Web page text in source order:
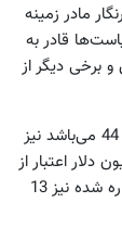
مادر زمینه
سیاست‌ها قادر به
و برخی دیگر از
محمد رحمتی افزود: در بقیه شرکت‌های تابعه این وزارتخانه که خارج از شمول سیاست‌های ابلاغی اصل 44 می‌باشد نیز
سپاری کارها به بخش خصوصی است و در این راستا اکنون بیش از 300 میلیون دلار اعتبار از
محل حساب ذخیره ارزی به شرکت‌های هواپیمایی برای خرید هواپیما پرداخت کرده‌ایم و از محل وجوه اداره شده نیز 13
معاملاتی در